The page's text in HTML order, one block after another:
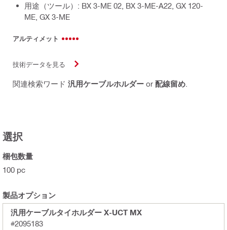
用途（ツール）: BX 3-ME 02, BX 3-ME-A22, GX 120-
ME, GX 3-ME
アルティメット
技術データを見る
関連検索ワード 汎用ケーブルホルダー or 配線留め
選択
梱包数量
100 pc
製品オプション
汎用ケーブルタイホルダー X-UCT MX
#2095183